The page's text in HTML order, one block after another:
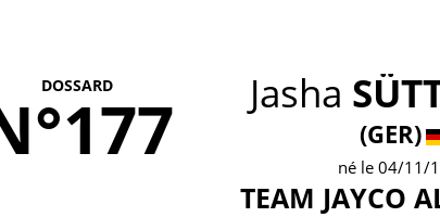
DOSSARD Jasha
(GER)
né le 04/11/
TEAM JAYCO